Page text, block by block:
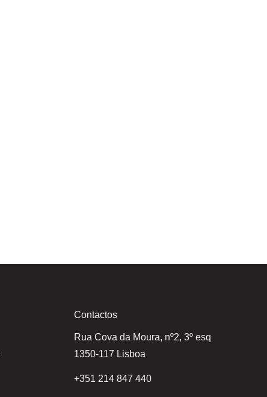
Contactos
Rua Cova da Moura, nº2, 3º esq
1350-117 Lisboa
+351 214 847 440